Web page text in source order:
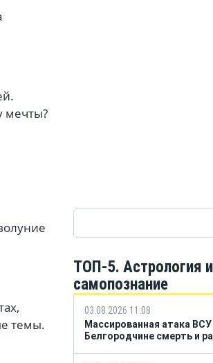
мечты?
темы.
ТОП-5. Астрология и
самопознание
03.08.2026 11:08
Массированная атака
Белгородчине смерть и